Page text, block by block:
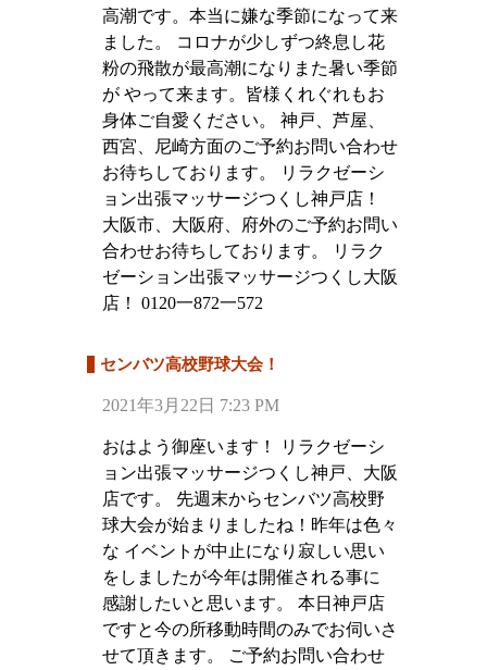
高潮です。本当に嫌な季節になって来
ました。 コロナが少しずつ終息し花
粉の飛散が最高潮になりまた暑い季節
が やって来ます。皆様くれぐれもお
身体ご自愛ください。 神戸、芦屋、
西宮、尼崎方面のご予約お問い合わせ
お待ちしております。 リラクゼーシ
ョン出張マッサージつくし神戸店！
大阪市、大阪府、府外のご予約お問い
合わせお待ちしております。 リラク
ゼーション出張マッサージつくし大阪
店！ 0120一872一572
センバツ高校野球大会！
2021年3月22日 7:23 PM
おはよう御座います！ リラクゼーシ
ョン出張マッサージつくし神戸、大阪
店です。 先週末からセンバツ高校野
球大会が始まりましたね！昨年は色々
な イベントが中止になり寂しい思い
をしましたが今年は開催される事に
感謝したいと思います。 本日神戸店
ですと今の所移動時間のみでお伺いさ
せて頂きます。 ご予約お問い合わせ